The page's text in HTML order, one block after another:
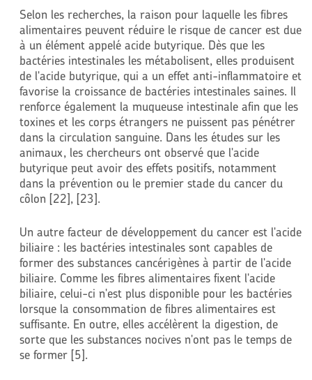
Selon les recherches, la raison pour laquelle les fibres
alimentaires peuvent réduire le risque de cancer est due
à un élément appelé acide butyrique. Dès que les
bactéries intestinales les métabolisent, elles produisent
de l'acide butyrique, qui a un effet anti-inflammatoire et
favorise la croissance de bactéries intestinales saines. Il
renforce également la muqueuse intestinale afin que les
toxines et les corps étrangers ne puissent pas pénétrer
dans la circulation sanguine. Dans les études sur les
animaux, les chercheurs ont observé que l'acide
butyrique peut avoir des effets positifs, notamment
dans la prévention ou le premier stade du cancer du
côlon [22], [23].
Un autre facteur de développement du cancer est l'acide
biliaire : les bactéries intestinales sont capables de
former des substances cancérigènes à partir de l'acide
biliaire. Comme les fibres alimentaires fixent l'acide
biliaire, celui-ci n'est plus disponible pour les bactéries
lorsque la consommation de fibres alimentaires est
suffisante. En outre, elles accélèrent la digestion, de
sorte que les substances nocives n'ont pas le temps de
se former [5].